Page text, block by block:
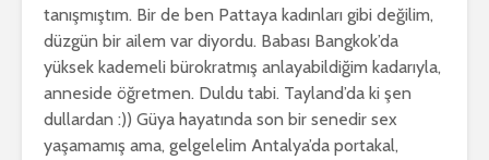
tanışmıştım. Bir de ben Pattaya kadınları gibi değilim,
düzgün bir ailem var diyordu. Babası Bangkok’da
yüksek kademeli bürokratmış anlayabildiğim kadarıyla,
anneside öğretmen. Duldu tabi. Tayland’da ki şen
dullardan :)) Güya hayatında son bir senedir sex
yaşamamış ama, gelgelelim Antalya’da portakal,